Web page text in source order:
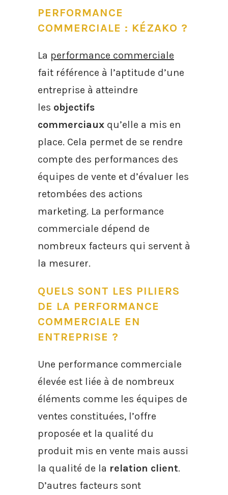
PERFORMANCE
COMMERCIALE : KÉZAKO ?
La performance commerciale
fait référence à l’aptitude d’une
entreprise à atteindre
les objectifs
commerciaux qu’elle a mis en
place. Cela permet de se rendre
compte des performances des
équipes de vente et d’évaluer les
retombées des actions
marketing. La performance
commerciale dépend de
nombreux facteurs qui servent à
la mesurer.
QUELS SONT LES PILIERS
DE LA PERFORMANCE
COMMERCIALE EN
ENTREPRISE ?
Une performance commerciale
élevée est liée à de nombreux
éléments comme les équipes de
ventes constituées, l’offre
proposée et la qualité du
produit mis en vente mais aussi
la qualité de la relation client.
D’autres facteurs sont